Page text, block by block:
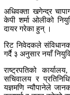
अधिवक्ता खगेन्द्र
केपी शर्मा ओलीको
दायर गरेका हुन् ।
रिट निवेदकले
गर्दै ३ अनुसार नयाँ
राष्ट्रपतिको
सचिवालय र
यज्ञमणि न्यौपानेले